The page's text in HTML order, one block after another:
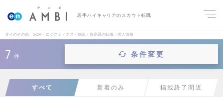
若手ハイキャリアのスカウト転職
タイのその他、SCM・ロジスティクス・物流・貿易系の転職・求人情報
7 件 条件変更
すべて 新着のみ 掲載終了間近